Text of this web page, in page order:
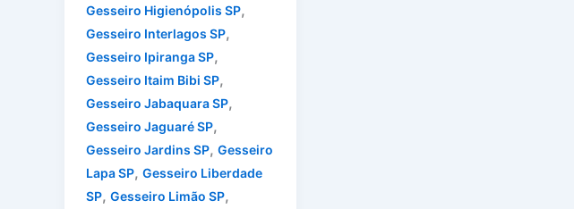
Gesseiro Higienópolis SP,
Gesseiro Interlagos SP,
Gesseiro Ipiranga SP,
Gesseiro Itaim Bibi SP,
Gesseiro Jabaquara SP,
Gesseiro Jaguaré SP,
Gesseiro Jardins SP, Gesseiro
Lapa SP, Gesseiro Liberdade
SP, Gesseiro Limão SP,